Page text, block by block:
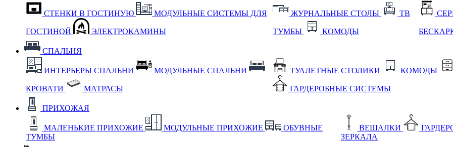
СТЕНКИ В ГОСТИНУЮ МОДУЛЬНЫЕ СИСТЕМЫ ДЛЯ
ГОСТИНОЙ ЭЛЕКТРОКАМИНЫ
ЖУРНАЛЬНЫЕ СТОЛЫ ТВ
ТУМБЫ КОМОДЫ
СПАЛЬНЯ
ИНТЕРЬЕРЫ СПАЛЬНИ МОДУЛЬНЫЕ СПАЛЬНИ
КРОВАТИ МАТРАСЫ
ТУАЛЕТНЫЕ СТОЛИКИ КОМОДЫ
ГАРДЕРОБНЫЕ СИСТЕМЫ
ПРИХОЖАЯ
МАЛЕНЬКИЕ ПРИХОЖИЕ МОДУЛЬНЫЕ ПРИХОЖИЕ
ОБУВНЫЕ
ТУМБЫ
ВЕШАЛКИ
ЗЕРКАЛА